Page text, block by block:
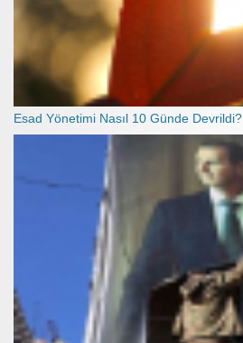
Esad Yönetimi Nasıl 10 Günde Devrildi?